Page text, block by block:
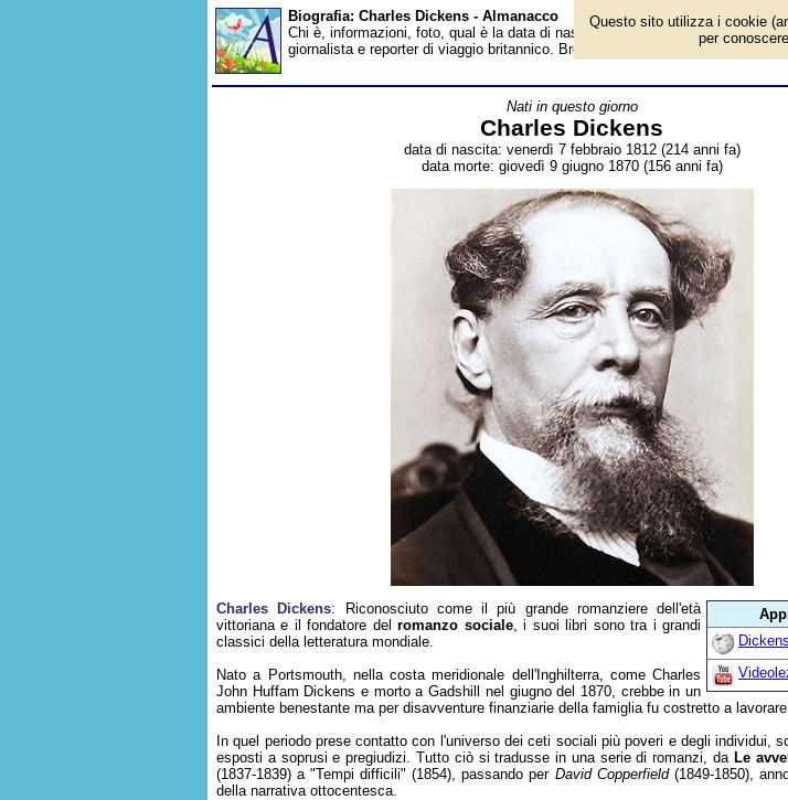
Biografia: Charles Dickens - Almanacco
Chi è, informazioni, foto, qual è la data di nascita, dove è nato, cosa ha fatto
giornalista e reporter di viaggio britannico. Breve biografia. Voce
Nati in questo giorno
Charles Dickens
data di nascita: venerdì 7 febbraio 1812 (214 anni fa)
data morte: giovedì 9 giugno 1870 (156 anni fa)
Dickens
Charles Dickens: Riconosciuto come il più grande romanziere dell'età
vittoriana e il fondatore delromanzo sociale, i suoi libri sono tra i grandi
classici della letteratura mondiale.
Nato a Portsmouth, nella costa meridionale dell'Inghilterra, come Charles
John Huffam Dickens e morto a Gadshill nel giugno del 1870, crebbe in un
ambiente benestante ma per disavventure finanziarie della famiglia fu costretto a
In quel periodo prese contatto con l'universo dei ceti sociali più poveri e degli individui,
esposti a soprusi e pregiudizi. Tutto ciò si tradusse in una serie di romanzi, da Le
(1837-1839) a "Tempi difficili" (1854), passando per David Copperfield(1849-1850),
della narrativa ottocentesca.
Questo sito utilizza i cookie
per